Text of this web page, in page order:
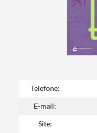
Telefone:
E-mail:
Site: